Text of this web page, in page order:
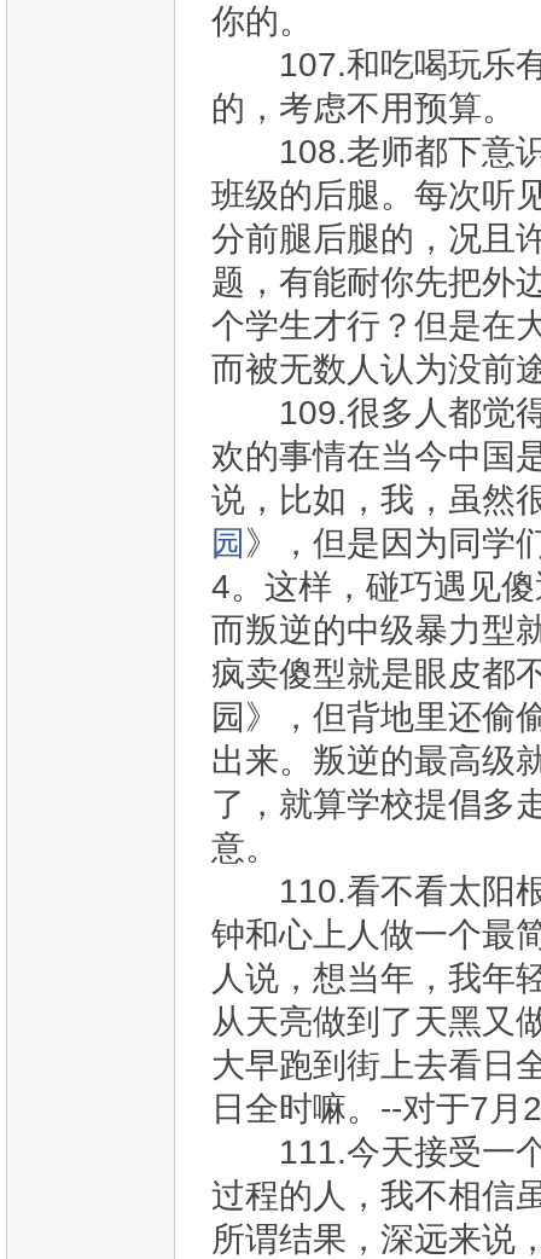
你的。
107.和吃喝玩乐有
的，考虑不用预算。
108.老师都下意识
班级的后腿。每次听
分前腿后腿的，况且
题，有能耐你先把外
个学生才行？但是在
而被无数人认为没前
109.很多人都觉得
欢的事情在当今中国
说，比如，我，虽然
园》，但是因为同学
4。这样，碰巧遇见
而叛逆的中级暴力型
疯卖傻型就是眼皮都
园》，但背地里还偷
出来。叛逆的最高级
了，就算学校提倡多
意。
110.看不看太阳根
钟和心上人做一个最
人说，想当年，我年
从天亮做到了天黑又
大早跑到街上去看日
日全时嘛。--对于7月
111.今天接受一个
过程的人，我不相信
所谓结果，深远来说